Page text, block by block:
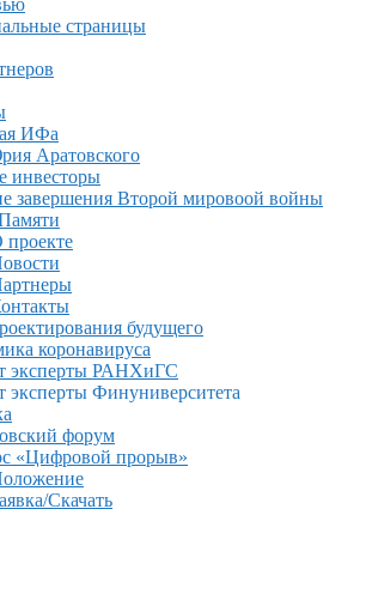
страницы
ИФа
Аратовского
инвесторы
завершения Второй мировоой войны
проекте
будущего
коронавируса
эксперты РАНХиГС
эксперты Финуниверситета
форум
«Цифровой прорыв»
Скачать